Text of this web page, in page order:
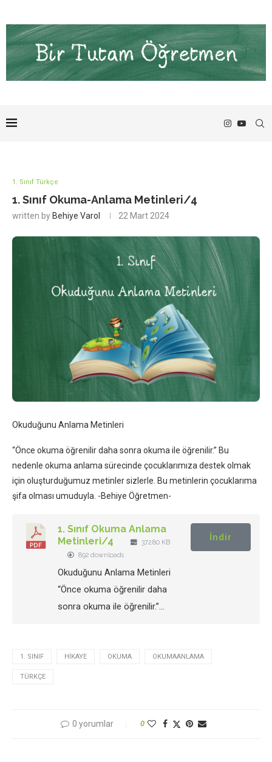
1. Sınıf Türkçe
1. Sınıf Okuma-Anlama Metinleri/4
written by Behiye Varol 22 Mart 2024
Okuduğunu Anlama Metinleri
“Önce okuma öğrenilir daha sonra okuma ile öğrenilir.” Bu
nedenle okuma anlama sürecinde çocuklarımıza destek olmak
için oluşturduğumuz metinler sizlerle. Bu metinlerin çocuklarıma
şifa olması umuduyla. -Behiye Öğretmen-
1. Sınıf Okuma Anlama
Metinleri/4
372.80 KB
892 downloads
Okuduğunu Anlama Metinleri
“Önce okuma öğrenilir daha
sonra okuma ile öğrenilir.”…
İndir
1. SINIF HIKAYE OKUMA OKUMAANLAMA
TÜRKÇE
0 yorumlar 0